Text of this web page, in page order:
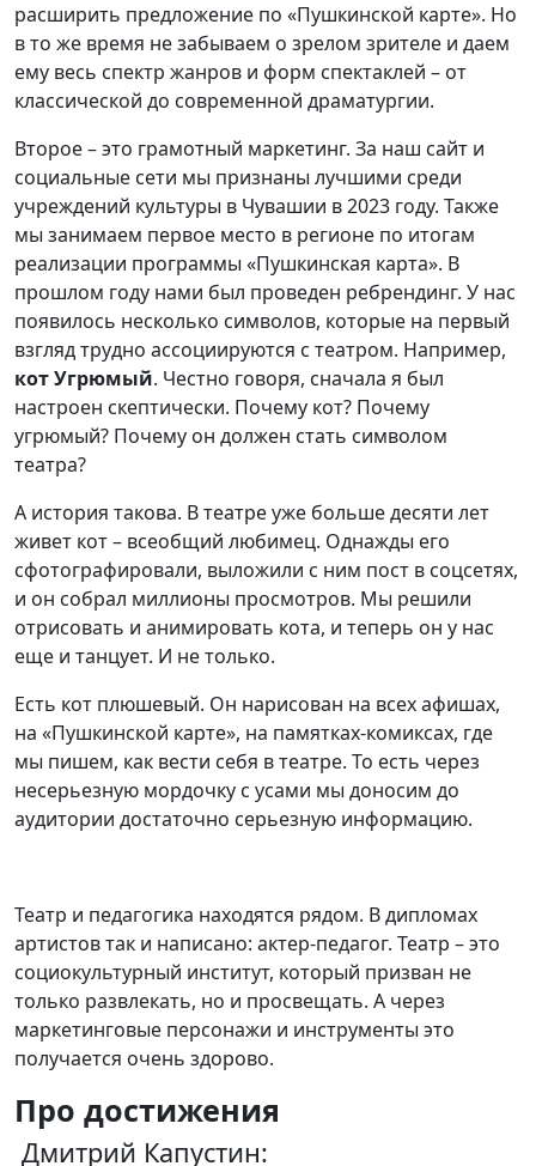
расширить предложение по «Пушкинской карте». Но
в то же время не забываем о зрелом зрителе и даем
ему весь спектр жанров и форм спектаклей – от
классической до современной драматургии.
Второе – это грамотный маркетинг. За наш сайт и
социальные сети мы признаны лучшими среди
учреждений культуры в Чувашии в 2023 году. Также
мы занимаем первое место в регионе по итогам
реализации программы «Пушкинская карта». В
прошлом году нами был проведен ребрендинг. У нас
появилось несколько символов, которые на первый
взгляд трудно ассоциируются с театром. Например,
кот Угрюмый. Честно говоря, сначала я был
настроен скептически. Почему кот? Почему
угрюмый? Почему он должен стать символом
театра?
А история такова. В театре уже больше десяти лет
живет кот – всеобщий любимец. Однажды его
сфотографировали, выложили с ним пост в соцсетях,
и он собрал миллионы просмотров. Мы решили
отрисовать и анимировать кота, и теперь он у нас
еще и танцует. И не только.
Есть кот плюшевый. Он нарисован на всех афишах,
на «Пушкинской карте», на памятках-комиксах, где
мы пишем, как вести себя в театре. То есть через
несерьезную мордочку с усами мы доносим до
аудитории достаточно серьезную информацию.
Театр и педагогика находятся рядом. В дипломах
артистов так и написано: актер-педагог. Театр – это
социокультурный институт, который призван не
только развлекать, но и просвещать. А через
маркетинговые персонажи и инструменты это
получается очень здорово.
Про достижения
Дмитрий Капустин: